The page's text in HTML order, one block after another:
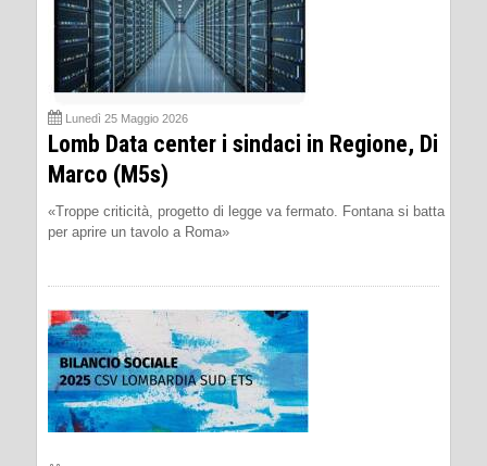
Lunedì 25 Maggio 2026
Lomb Data center i sindaci in Regione, Di
Marco (M5s)
«Troppe criticità, progetto di legge va fermato. Fontana si batta
per aprire un tavolo a Roma»